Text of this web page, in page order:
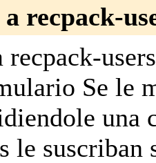
recpack-
recpack-
Se le
una
le